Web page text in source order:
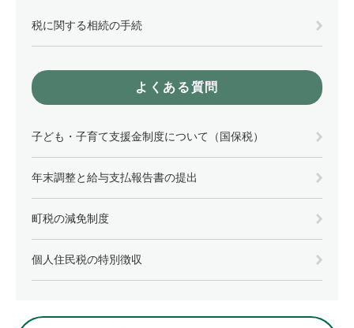
税に関する相続の手続
よくある質問
子ども・子育て支援金制度について（国保税）
年末調整と給与支払報告書の提出
町税の減免制度
個人住民税の特別徴収